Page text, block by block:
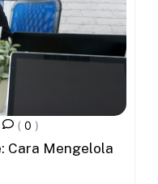
( 0 )
Cara Mengelola